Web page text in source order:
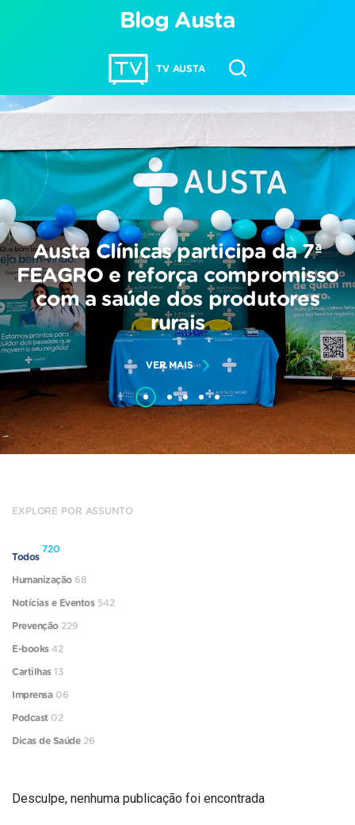
TV AUSTA
Blog Austa
Austa Clínicas participa da 7ª
FEAGRO e reforça compromisso
com a saúde dos produtores
rurais
VER MAIS
Desculpe, nenhuma publicação foi encontrada
EXPLORE POR ASSUNTO
Todos
720
Humanização 68
Notícias e Eventos 542
Prevenção 229
E-books 42
Cartilhas13
Imprensa 06
Podcast 02
Dicas de Saúde 26